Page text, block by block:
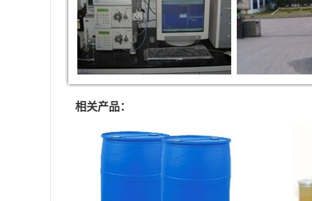
相关产品：